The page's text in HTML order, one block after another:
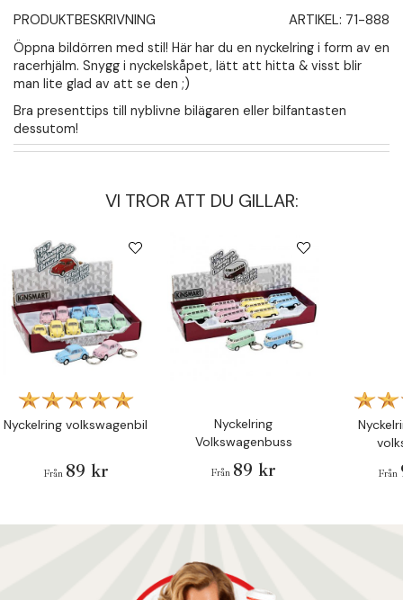
PRODUKTBESKRIVNING ARTIKEL: 71-888
Öppna bildörren med stil! Här har du en nyckelring i form av en
racerhjälm. Snygg i nyckelskåpet, lätt att hitta & visst blir
man lite glad av att se den ;)
Bra presenttips till nyblivne bilägaren eller bilfantasten
dessutom!
VI TROR ATT DU GILLAR:
Nyckelring volkswagenbil
Från 89 kr
Nyckelring
Volkswagenbuss
Från 89 kr Från